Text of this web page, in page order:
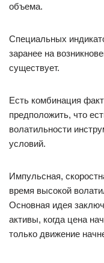
объема.
Специальных
заранее на
существует.
Есть комбинация
предположить, что
волатильности
условий.
Импульсная,
время высокой
Основная идея
активы, когда цена
только движение